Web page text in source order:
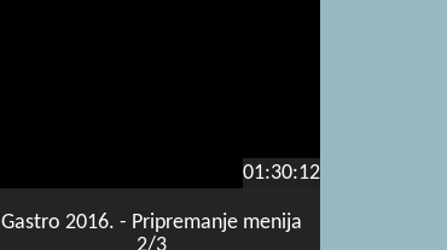
01:30:12
Gastro 2016. - Pripremanje menija
2/3